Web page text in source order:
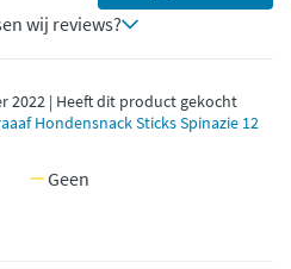
wij reviews?
2022 | Heeft dit product gekocht
Hondensnack Sticks Spinazie 12
Geen